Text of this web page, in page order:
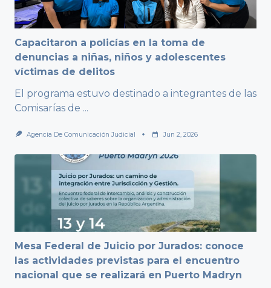
Capacitaron a policías en la toma de
denuncias a niñas, niños y adolescentes
víctimas de delitos
El programa estuvo destinado a integrantes de las
Comisarías de ...
Agencia De Comunicación Judicial Jun 2, 2026
Mesa Federal de Juicio por Jurados: conoce
las actividades previstas para el encuentro
nacional que se realizará en Puerto Madryn